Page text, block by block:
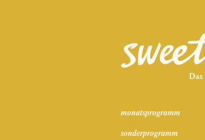
monatsprogramm
sonderprogramm